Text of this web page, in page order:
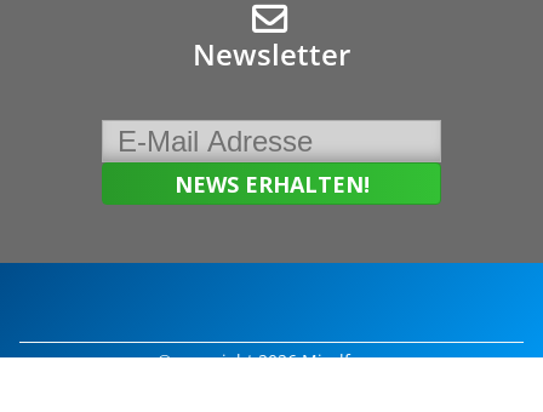
Newsletter
© copyright 2026 Mindforce